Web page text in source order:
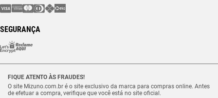
SEGURANÇA
FIQUE ATENTO ÀS FRAUDES!
O site Mizuno.com.br é o site exclusivo da marca para compras online. Antes
de efetuar a compra, verifique que você está no site oficial.